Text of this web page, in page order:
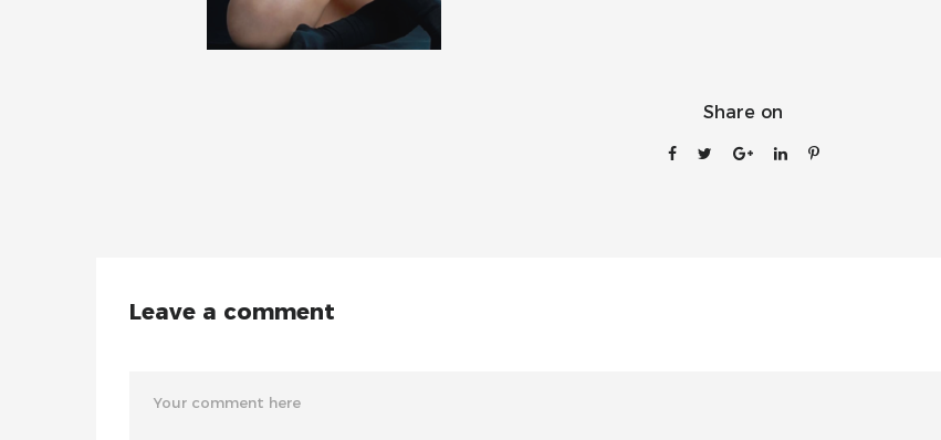
Share on
Leave a comment